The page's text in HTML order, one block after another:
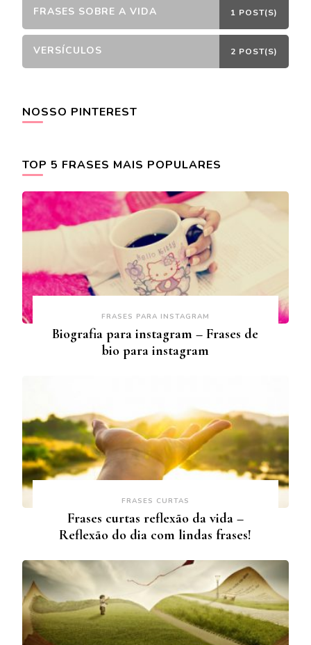
FRASES SOBRE A VIDA 1 POST(S)
VERSÍCULOS 2 POST(S)
NOSSO PINTEREST
TOP 5 FRASES MAIS POPULARES
FRASES PARA INSTAGRAM
Biografia para instagram – Frases de
bio para instagram
FRASES CURTAS
Frases curtas reflexão da vida –
Reflexão do dia com lindas frases!